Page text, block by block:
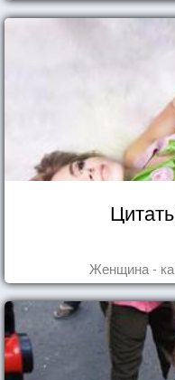
Женщина -